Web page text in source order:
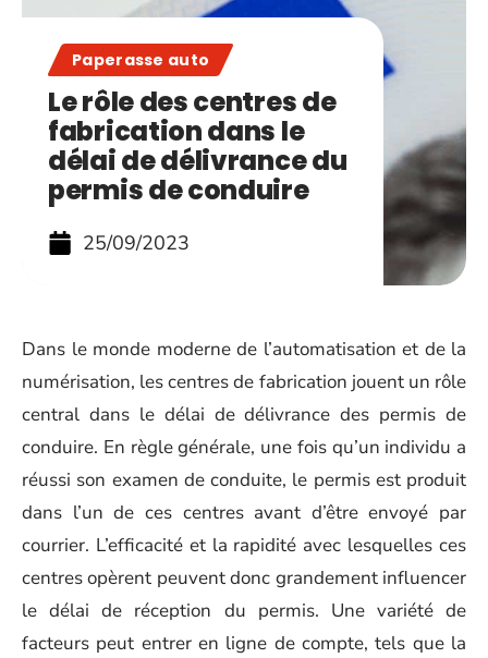
Paperasse auto
Le rôle des centres de
fabrication dans le
délai de délivrance du
permis de conduire
25/09/2023
Dans le monde moderne de l’automatisation et de la
numérisation, les centres de fabrication jouent un rôle
central dans le délai de délivrance des permis de
conduire. En règle générale, une fois qu’un individu a
réussi son examen de conduite, le permis est produit
dans l’un de ces centres avant d’être envoyé par
courrier. L’efficacité et la rapidité avec lesquelles ces
centres opèrent peuvent donc grandement influencer
le délai de réception du permis. Une variété de
facteurs peut entrer en ligne de compte, tels que la